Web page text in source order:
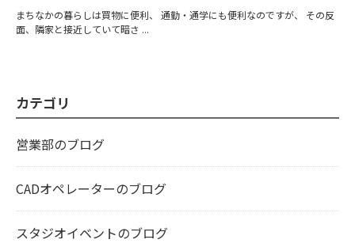
まちなかの暮らしは買物に便利、 通勤・通学にも便利なのですが、 その反
面、隣家と接近していて暗さ ...
カテゴリ
営業部のブログ
CADオペレーターのブログ
スタジオイベントのブログ